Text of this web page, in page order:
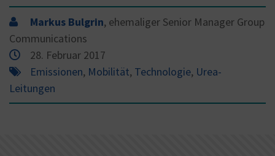
Markus Bulgrin, ehemaliger Senior Manager Group
Communications
28. Februar 2017
Emissionen, Mobilität, Technologie, Urea-
Leitungen